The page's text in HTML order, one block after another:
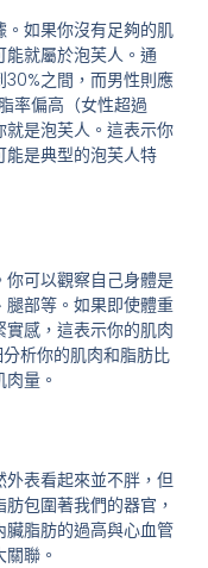
如果你沒有足夠的肌
就屬於泡芙人。通
之間，而男性則應
率偏高（女性超過
是泡芙人。這表示你
能是典型的泡芙人特
可以觀察自己身體是
部等。如果即使體重
感，這表示你的肌肉
析你的肌肉和脂肪比
量。
表看起來並不胖，但
包圍著我們的器官，
脂肪的過高與心血管
聯。